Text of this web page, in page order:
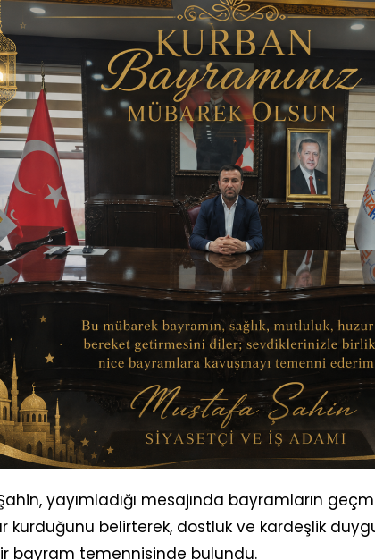
yayımladığı mesajında bayramların
kurduğunu belirterek, dostluk ve kardeşlik
bayram temennisinde bulundu.